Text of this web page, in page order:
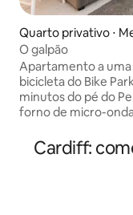
Quarto privativo ⋅
ydfil
O galpão
Apartamento a
bicicleta do Bike
minutos do pé do
forno de micro-
chuveiro. TV de
Netflix etc e Wi-Fi
de beliche e uma
Cardiff: